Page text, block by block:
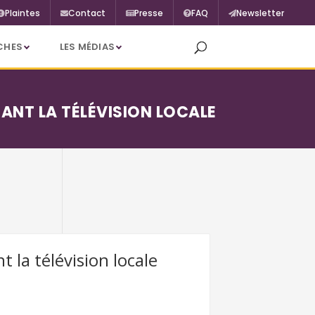
Plaintes Contact Presse FAQ Newsletter
LES MÉDIAS
LA TÉLÉVISION LOCALE
la télévision locale